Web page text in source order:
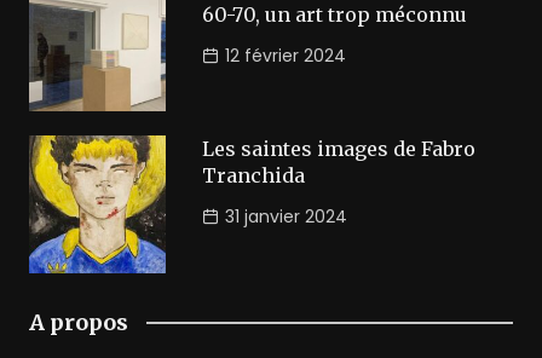
60-70, un art trop méconnu
12 février 2024
Les saintes images de Fabro
Tranchida
31 janvier 2024
A propos